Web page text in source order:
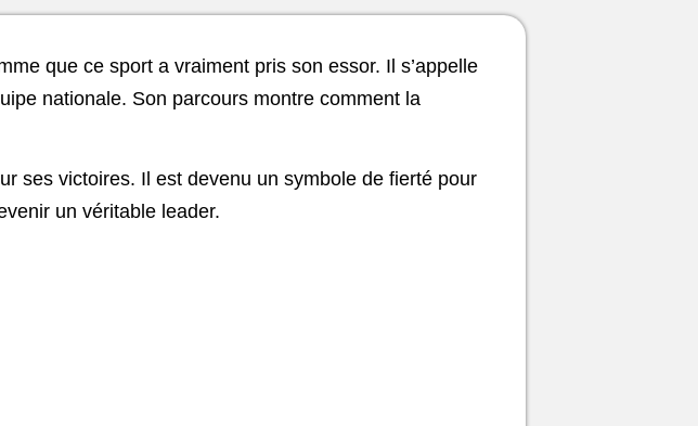
que ce sport a vraiment pris son essor. Il s’appelle
nationale. Son parcours montre comment la
ses victoires. Il est devenu un symbole de fierté pour
un véritable leader.